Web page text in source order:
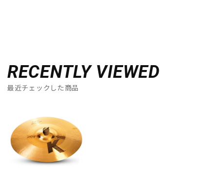
RECENTLY VIEWED
最近チェックした商品